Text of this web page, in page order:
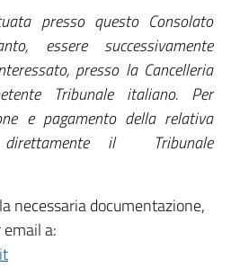
presso questo Consolato
essere successivamente
presso la Cancelleria
Tribunale italiano. Per
e pagamento della relativa
direttamente il Tribunale
necessaria documentazione,
a: